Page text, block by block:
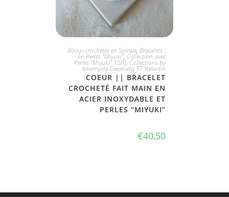
JE L'ADOPTE
Bijoux crochetés en Spirale, Bracelets :
En Perles "Miyuki", Collection avec
Perles "Miyuki" 15/0, Collections by
Amethyste Creativity, ST Valentin
COEUR || BRACELET
CROCHETÉ FAIT MAIN EN
ACIER INOXYDABLE ET
PERLES “MIYUKI”
€40,50